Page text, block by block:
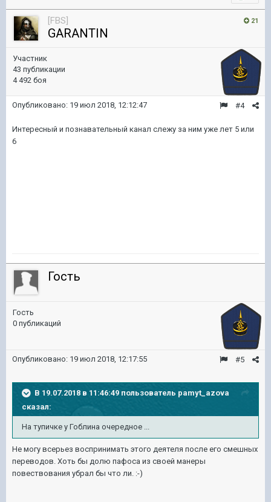
21
[FBS]
GARANTIN
Участник
43 публикации
4 492 боя
#4
Опубликовано: 19 июл 2018, 12:12:47
Интересный и познавательный канал слежу за ним уже лет 5 или
6
Гость
Гость
0 публикаций
#5
Опубликовано: 19 июл 2018, 12:17:55
В 19.07.2018 в 11:46:49 пользователь pamyt_azova
сказал:
На тупичке у Гоблина очередное ...
Не могу всерьез воспринимать этого деятеля после его смешных
переводов. Хоть бы долю пафоса из своей манеры
повествования убрал бы что ли. :-)